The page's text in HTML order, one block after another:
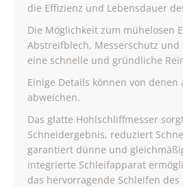
die Effizienz und Lebensdauer
Die Möglichkeit zum mühelosen
Abstreifblech, Messerschutz
eine schnelle und gründliche
Einige Details können von denen
abweichen.
Das glatte Hohlschliffmesser
Schneidergebnis, reduziert
garantiert dünne und
integrierte Schleifapparat
das hervorragende Schleifen